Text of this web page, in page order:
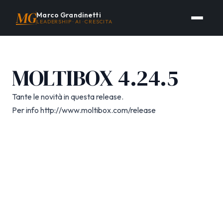
MGMarco Grandinetti
LEADERSHIP · AI · CRESCITA
MOLTIBOX 4.24.5
Tante le novità in questa release.
Per info http://www.moltibox.com/release